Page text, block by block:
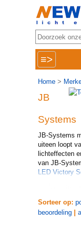
≡>
Home >
JB
Systems
JB-Systems
uiteen loopt
lichteffecten
van JB-
LED Victory
JB-Systems
van andere
in het
(iets dat vele
Sorteer op:
beoordeling